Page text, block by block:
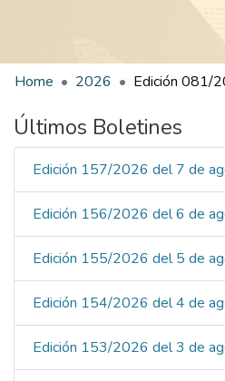
Home 2026
Últimos Boletines
Edición 157/2026 del 7 de
Edición 156/2026 del 6 de
Edición 155/2026 del 5 de
Edición 154/2026 del 4 de
Edición 153/2026 del 3 de